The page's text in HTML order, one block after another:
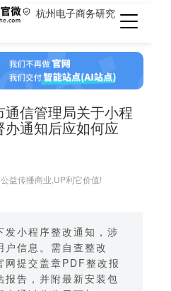
杭州电子商务研究
通信管理局关于小程
办通知后应如何应
公益传播商业,UP利它价值!
发小程序整改通知，涉
户信息。需自查整改
网提交盖章PDF整改报
报告，并附最新安装包